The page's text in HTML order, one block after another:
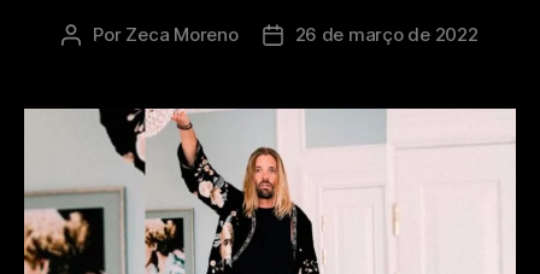
Por Zeca Moreno 26 de março de 2022